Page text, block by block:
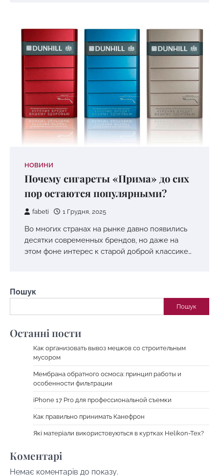
НОВИНИ
Почему сигареты «Прима» до сих
пор остаются популярными?
fabeti 1 Грудня, 2025
Во многих странах на рынке давно появились
десятки современных брендов, но даже на
этом фоне интерес к старой доброй классике…
Пошук
Пошук
Останні пости
Как организовать вывоз мешков со строительным
мусором
Мембрана обратного осмоса: принцип работы и
особенности фильтрации
iPhone 17 Pro для профессиональной съемки
Как правильно принимать Канефрон
Які матеріали використовуються в куртках Helikon-Tex?
Коментарі
Немає коментарів до показу.